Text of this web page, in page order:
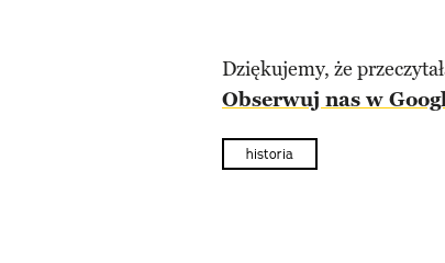
Dziękujemy, że
Obserwuj nas w
historia